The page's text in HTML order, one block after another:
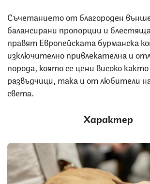
Съчетанието от благороден
балансирани пропорции и
правят Европейската бурманска
изключително привлекателна и
порода, която се цени високо
развъдчици, така и от любители
света.
Характер